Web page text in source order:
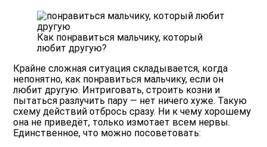
Как понравиться мальчику, который
любит другую?
Крайне сложная ситуация складывается, когда
непонятно, как понравиться мальчику, если он
любит другую. Интриговать, строить козни и
пытаться разлучить пару — нет ничего хуже. Такую
схему действий отбрось сразу. Ни к чему хорошему
она не приведёт, только измотает всем нервы.
Единственное, что можно посоветовать: